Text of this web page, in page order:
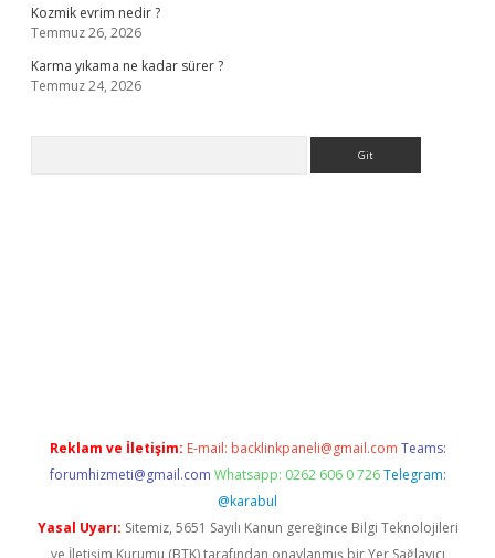
Kozmik evrim nedir ?
Temmuz 26, 2026
Karma yıkama ne kadar sürer ?
Temmuz 24, 2026
Reklam ve İletişim: E-mail: backlinkpaneli@gmail.com Teams:
forumhizmeti@gmail.com Whatsapp: 0262 606 0 726 Telegram:
@karabul
Yasal Uyarı: Sitemiz, 5651 Sayılı Kanun gereğince Bilgi Teknolojileri
ve İletişim Kurumu (BTK) tarafından onaylanmış bir Yer Sağlayıcı